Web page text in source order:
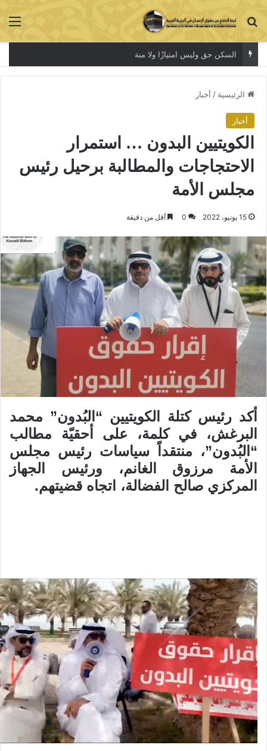
بحث عن
السكن حق وليس امتيازًا ولا منة
الرئيسية / أخبار
أخبار
الكويتيين البدون … استمرار
الاحتجاجات والمطالبة برحيل رئيس
مجلس الأمة
15 يونيو، 2022 0 أقل من دقيقة
أكد رئيس كتلة الكويتيين “البُدون” محمد
البرغش، في كلمة، على أحقيّة مطالب
“البُدون”، منتقداً سياسات رئيس مجلس
الأمة مرزوق الغانم، ورئيس الجهاز
المركزي صالح الفضالة، اتجاه قضيتهم.